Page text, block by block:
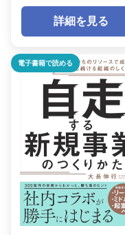
詳細を見る
電子書籍で読める